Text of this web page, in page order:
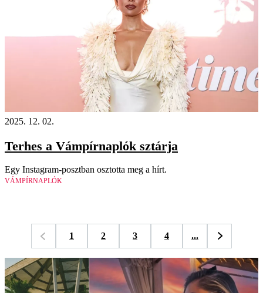
2025. 12. 02.
Terhes a Vámpírnaplók sztárja
Egy Instagram-posztban osztotta meg a hírt.
VÁMPÍRNAPLÓK
1 2 3 4 ...